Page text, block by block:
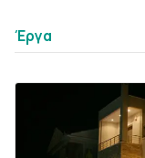
Έργα